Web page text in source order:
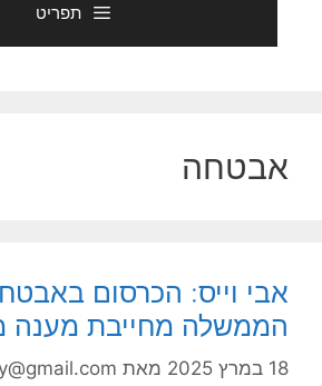
תפריט
אבטחה
אבי וייס: הכרסום
הממשלה מחייבת מענה
18 במרץ 2025 מאת